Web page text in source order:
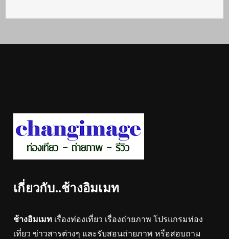
เกี่ยวกับ..ช้างอิมเมท
ช้างอิมเมท เรื่องท่องเที่ยว เรื่องถ่ายภาพ โปรแกรมท่อง
เที่ยว ข่าวสารต่างๆ และรับสอนถ่ายภาพ หรือสอบถาม